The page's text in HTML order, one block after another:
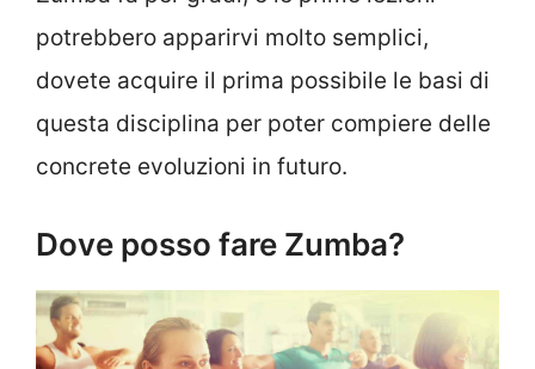
potrebbero apparirvi molto semplici,
dovete acquire il prima possibile le basi di
questa disciplina per poter compiere delle
concrete evoluzioni in futuro.
Dove posso fare Zumba?